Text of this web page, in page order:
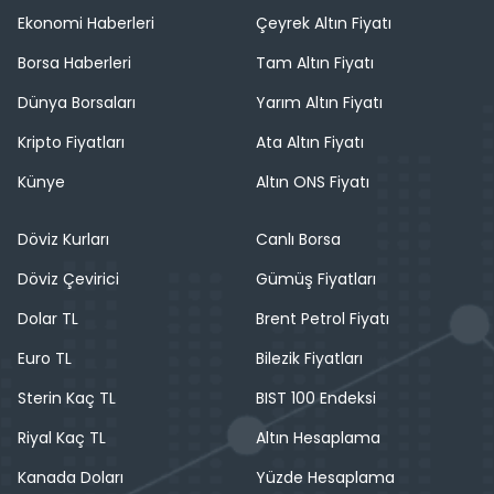
Ekonomi Haberleri
Borsa Haberleri
Dünya Borsaları
Kripto Fiyatları
Künye
Çeyrek Altın Fiyatı
Tam Altın Fiyatı
Yarım Altın Fiyatı
Ata Altın Fiyatı
Altın ONS Fiyatı
Döviz Kurları
Döviz Çevirici
Dolar TL
Euro TL
Sterin Kaç TL
Riyal Kaç TL
Kanada Doları
Canlı Borsa
Gümüş Fiyatları
Brent Petrol Fiyatı
Bilezik Fiyatları
BIST 100 Endeksi
Altın Hesaplama
Yüzde Hesaplama